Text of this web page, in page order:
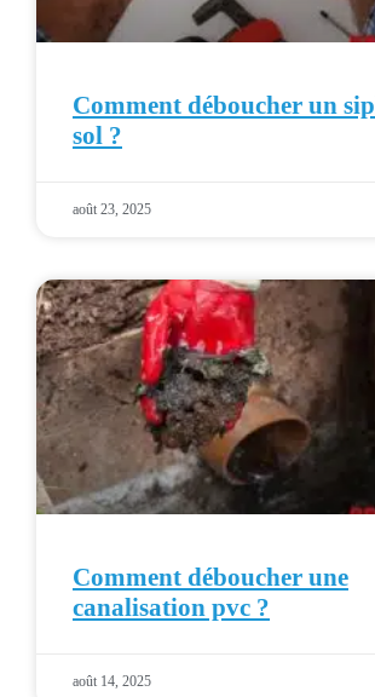
Comment déboucher un
sol ?
août 23, 2025
Comment déboucher une
canalisation pvc ?
août 14, 2025